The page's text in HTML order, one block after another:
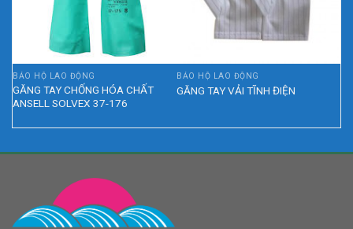
BẢO HỘ LAO ĐỘNG
GĂNG TAY CHỐNG HÓA CHẤT
ANSELL SOLVEX 37-176
BẢO HỘ LAO ĐỘNG
GĂNG TAY VẢI TĨNH ĐIỆN